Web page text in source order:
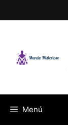
al
Menú